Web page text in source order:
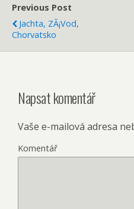
Previous Post
Jachta, ZÃ¡vod,
Chorvatsko
Napsat komentář
Vaše e-mailová adresa
Komentář